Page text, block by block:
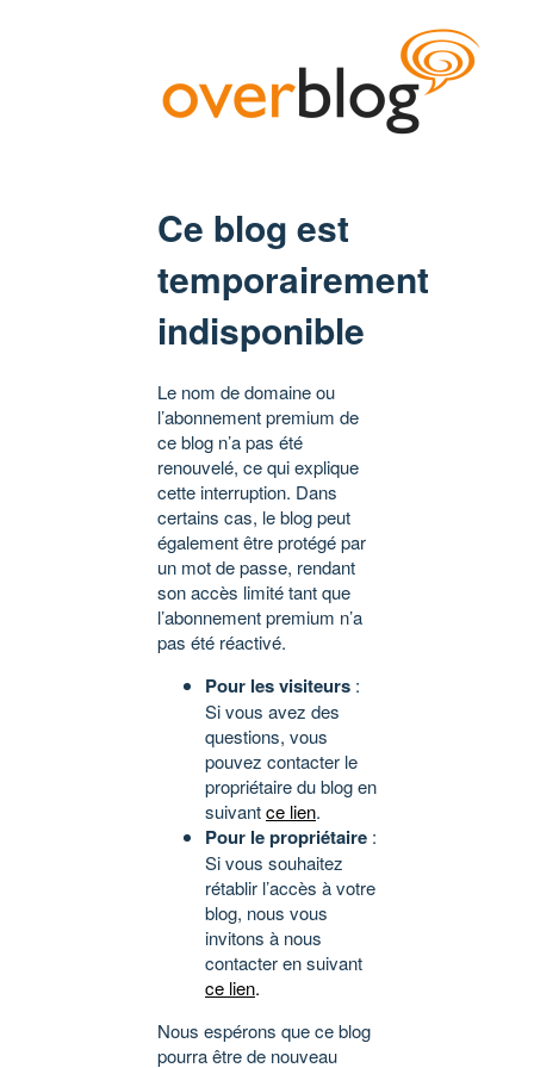
Ce blog est
temporairement
indisponible
Le nom de domaine ou
l’abonnement premium de
ce blog n’a pas été
renouvelé, ce qui explique
cette interruption. Dans
certains cas, le blog peut
également être protégé par
un mot de passe, rendant
son accès limité tant que
l’abonnement premium n’a
pas été réactivé.
Pour les visiteurs :
Si vous avez des
questions, vous
pouvez contacter le
propriétaire du blog en
suivantce lien.
Pour le propriétaire :
Si vous souhaitez
rétablir l’accès à votre
blog, nous vous
invitons à nous
contacter en suivant
ce lien.
Nous espérons que ce blog
pourra être de nouveau